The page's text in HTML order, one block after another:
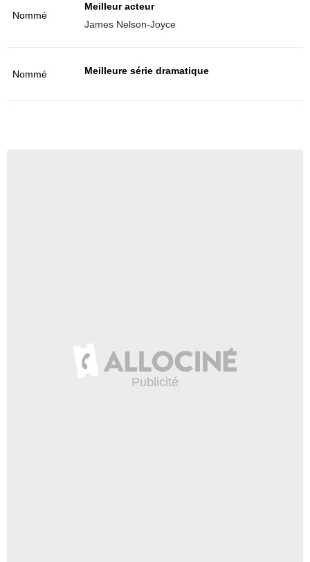
Nommé
Meilleur acteur
James Nelson-Joyce
Nommé Meilleure série dramatique